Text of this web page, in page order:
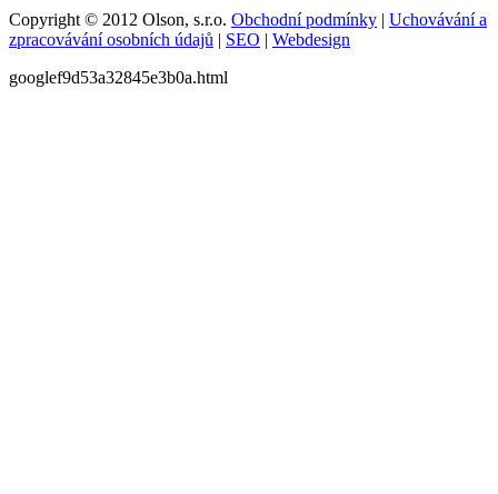
Copyright © 2012 Olson, s.r.o. Obchodní podmínky | Uchovávání a
zpracovávání osobních údajů | SEO | Webdesign
googlef9d53a32845e3b0a.html